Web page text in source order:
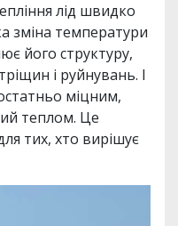
лід швидко
зміна температури
його структуру,
і руйнувань. І
міцним,
теплом. Це
тих, хто вирішує